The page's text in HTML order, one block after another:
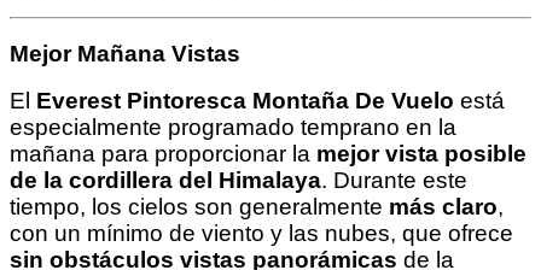
Mejor Mañana Vistas
El Everest Pintoresca Montaña De Vuelo está
especialmente programado temprano en la
mañana para proporcionar la mejor vista posible
de la cordillera del Himalaya. Durante este
tiempo, los cielos son generalmente más claro,
con un mínimo de viento y las nubes, que ofrece
sin obstáculos vistas panorámicas de la